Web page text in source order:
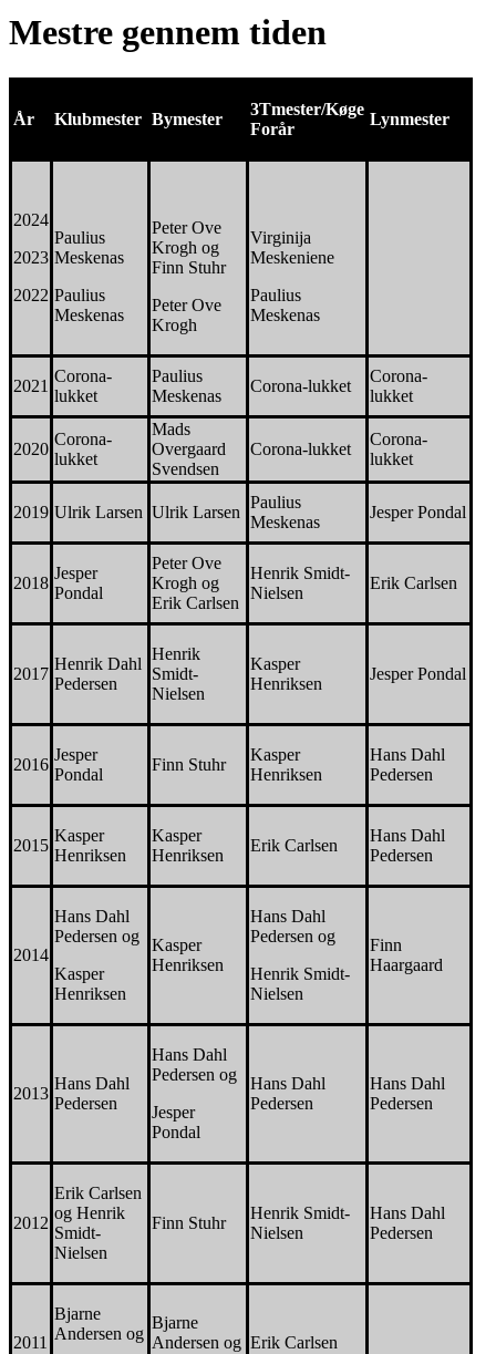
Mestre gennem tiden
År Klubmester Bymester
3Tmester/Køge
Forår
Lynmester
2024
2023
2022
Paulius
Meskenas
Paulius
Meskenas
Peter Ove
Krogh og
Finn Stuhr
Peter Ove
Krogh
Virginija
Meskeniene
Paulius
Meskenas
2021
Corona-
lukket
Paulius
Meskenas
Corona-lukket
Corona-
lukket
2020
Corona-
lukket
Mads
Overgaard
Svendsen
Corona-lukket
Corona-
lukket
2019 Ulrik Larsen Ulrik Larsen
Paulius
Meskenas
Jesper Pondal
2018
Jesper
Pondal
Peter Ove
Krogh og
Erik Carlsen
Henrik Smidt-
Nielsen
Erik Carlsen
2017
Henrik Dahl
Pedersen
Henrik
Smidt-
Nielsen
Kasper
Henriksen
Jesper Pondal
2016
Jesper
Pondal
Finn Stuhr
Kasper
Henriksen
Hans Dahl
Pedersen
2015
Kasper
Henriksen
Kasper
Henriksen
Erik Carlsen
Hans Dahl
Pedersen
2014
Hans Dahl
Pedersen og
Kasper
Henriksen
Kasper
Henriksen
Hans Dahl
Pedersen og
Henrik Smidt-
Nielsen
Finn
Haargaard
2013
Hans Dahl
Pedersen
Hans Dahl
Pedersen og
Jesper
Pondal
Hans Dahl
Pedersen
Hans Dahl
Pedersen
2012
Erik Carlsen
og Henrik
Smidt-
Nielsen
Finn Stuhr
Henrik Smidt-
Nielsen
Hans Dahl
Pedersen
2011
Bjarne
Andersen og
Bjarne
Andersen og Erik Carlsen